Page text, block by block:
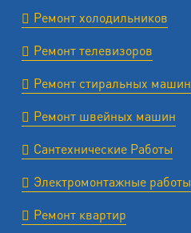
Ремонт холодильников
Ремонт телевизоров
Ремонт стиральных машин
Ремонт швейных машин
Сантехнические Работы
Электромонтажные работы
Ремонт квартир